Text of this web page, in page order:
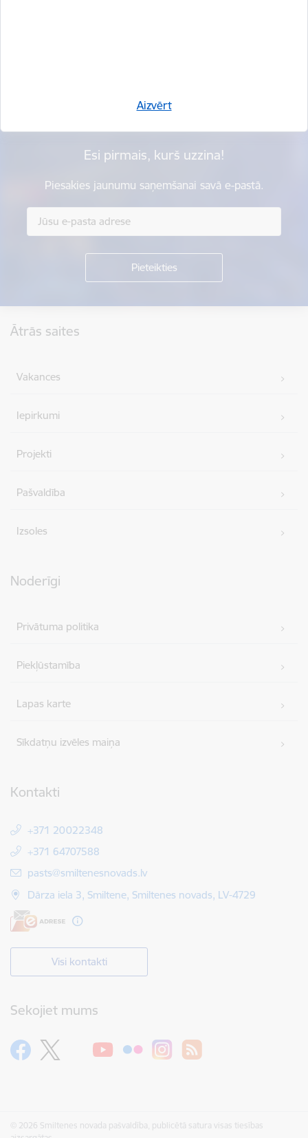
Aizvērt
Esi pirmais, kurš uzzina!
Piesakies jaunumu saņemšanai savā e-pastā.
Ātrās saites
Vakances
Iepirkumi
Projekti
Pašvaldība
Izsoles
Noderīgi
Privātuma politika
Piekļūstamība
Lapas karte
Sīkdatņu izvēles maiņa
Kontakti
+371 20022348
+371 64707588
E-pasts:
pasts@smiltenesnovads.lv
Dārza iela 3, Smiltene, Smiltenes novads, LV-4729
Visi kontakti
Sekojiet mums
© 2026 Smiltenes novada pašvaldība, publicētā satura visas tiesības